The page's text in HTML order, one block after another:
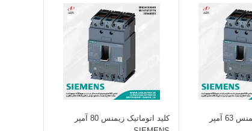
کلید اتوماتیک زیمنس 63 آمپر
کلید اتوماتیک زیمنس 80 آمپر